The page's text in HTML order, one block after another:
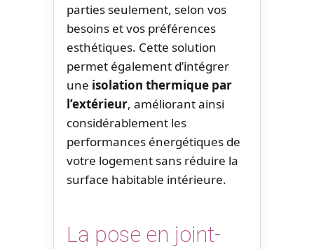
parties seulement, selon vos
besoins et vos préférences
esthétiques. Cette solution
permet également d’intégrer
une isolation thermique par
l’extérieur, améliorant ainsi
considérablement les
performances énergétiques de
votre logement sans réduire la
surface habitable intérieure.
La pose en joint-